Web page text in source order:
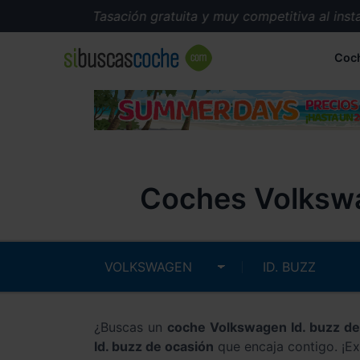
Tasación gratuita y muy competitiva al
Coches
¿Buscas un coche Volkswagen Id. buzz
Id. buzz de ocasión que encaja contigo.